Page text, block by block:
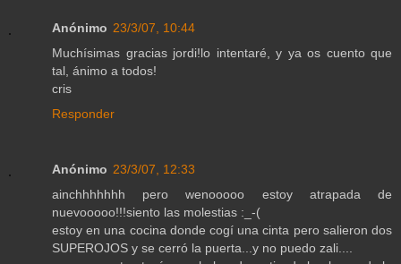
Anónimo 23/3/07, 10:44
Muchísimas gracias jordi!lo intentaré, y ya os cuento que
tal, ánimo a todos!
cris
Responder
Anónimo 23/3/07, 12:33
ainchhhhhhh pero wenooooo estoy atrapada de
nuevooooo!!!siento las molestias :_-(
estoy en una cocina donde cogí una cinta pero salieron dos
SUPEROJOS y se cerró la puerta...y no puedo zali....